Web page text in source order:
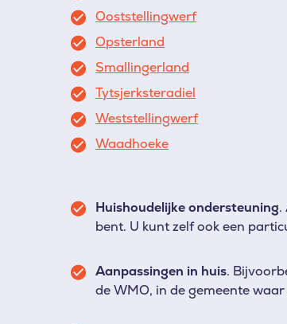
Ooststellingwerf
Opsterland
Smallingerland
Tytsjerksteradiel
Weststellingwerf
Waadhoeke
Huishoudelijke ondersteuning.
bent. U kunt zelf ook een
Aanpassingen in huis.
de WMO, in de gemeente